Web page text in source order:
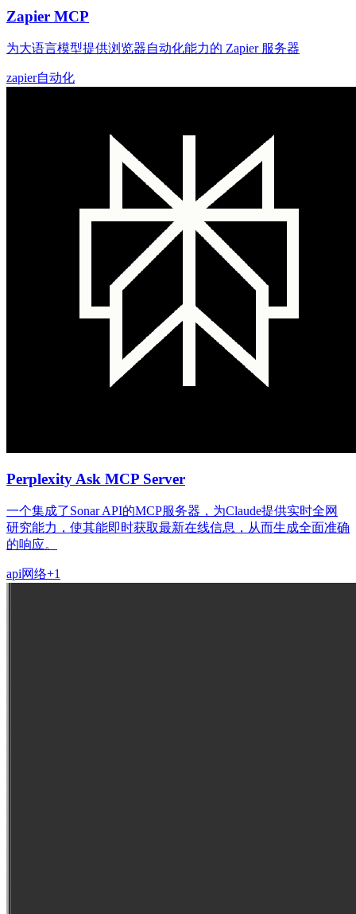
Zapier MCP
为大语言模型提供浏览器自动化能力的 Zapier 服务器
zapier自动化
Perplexity Ask MCP Server
一个集成了Sonar API的MCP服务器，为Claude提供实时全网
研究能力，使其能即时获取最新在线信息，从而生成全面准确
的响应。
api网络+1